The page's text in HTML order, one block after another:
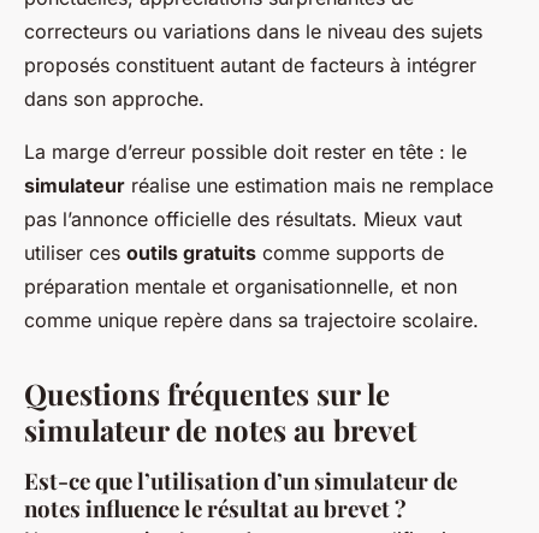
correcteurs ou variations dans le niveau des sujets
proposés constituent autant de facteurs à intégrer
dans son approche.
La marge d’erreur possible doit rester en tête : le
simulateur réalise une estimation mais ne remplace
pas l’annonce officielle des résultats. Mieux vaut
utiliser ces outils gratuits comme supports de
préparation mentale et organisationnelle, et non
comme unique repère dans sa trajectoire scolaire.
Questions fréquentes sur le
simulateur de notes au brevet
Est-ce que l’utilisation d’un simulateur de
notes influence le résultat au brevet ?